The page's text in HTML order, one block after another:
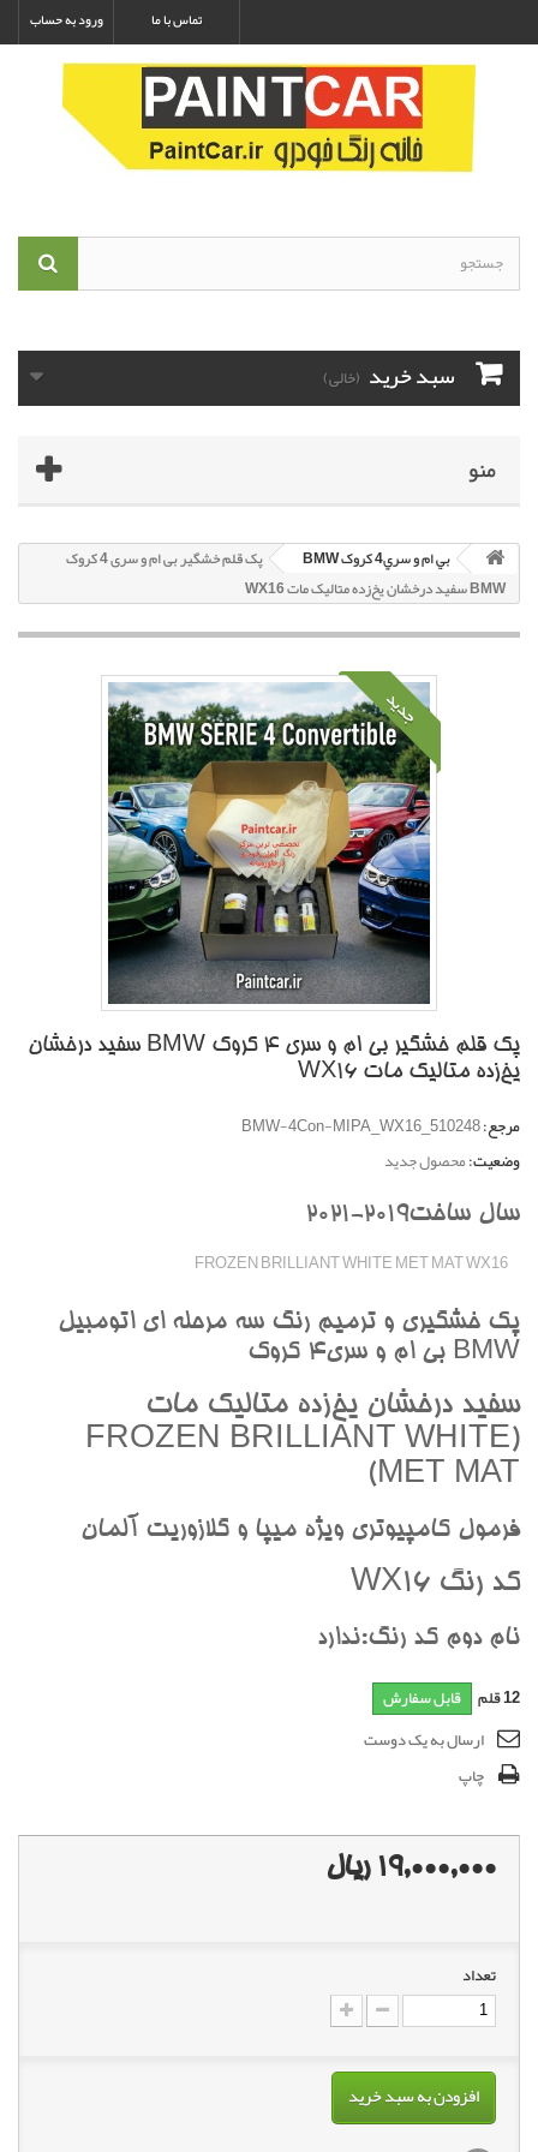
ورود به حساب تماس با ما
سبد خرید (خالی)
منو
بي ام و سري4 کروک BMW
پک قلم خشگير بی ام و سری 4 کروک
BMW سفيد درخشان يخ‌زده متاليک مات WX16
جدید
پک قلم خشگير بی ام و سری 4 کروک BMW سفيد درخشان
يخ‌زده متاليک مات WX16
مرجع:BMW-4Con-MIPA_WX16_510248
وضعیت:محصول جدید
سال ساخت2019-2021
FROZEN BRILLIANT WHITE MET MAT WX16
پک خشگيري و ترميم رنگ سه مرحله اي اتومبيل
BMW بي ام و سري4 کروک
سفيد درخشان يخ‌زده متاليک مات
(FROZEN BRILLIANT WHITE
MET MAT)
فرمول کامپيوتري ويژه ميپا و گلازوريت آلمان
کد رنگ WX16
نام دوم کد رنگ:ندارد
12قلم قابل سفارش
ارسال به یک دوست
چاپ
19,000,000 ریال
تعداد
افزودن به سبد خرید